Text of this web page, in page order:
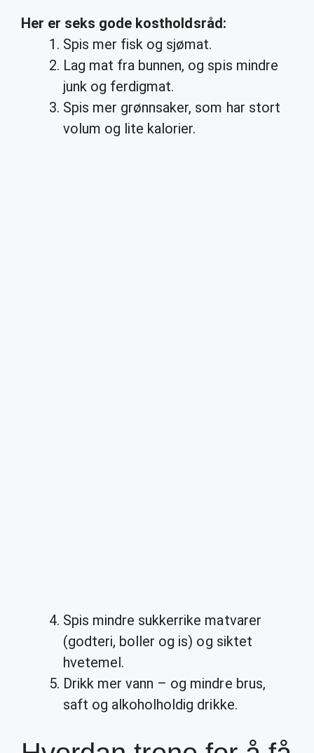
Her er seks gode kostholdsråd:
Spis mer fisk og sjømat.
Lag mat fra bunnen, og spis mindre
junk og ferdigmat.
Spis mer grønnsaker, som har stort
volum og lite kalorier.
Spis mindre sukkerrike matvarer
(godteri, boller og is) og siktet
hvetemel.
Drikk mer vann – og mindre brus,
saft og alkoholholdig drikke.